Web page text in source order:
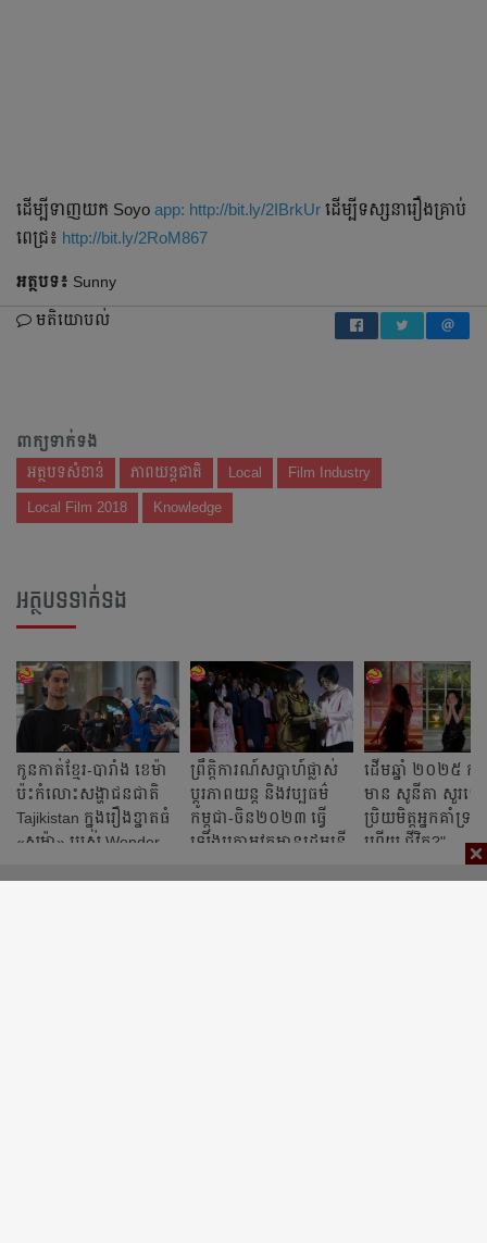
ដើម្បីទាញយក Soyo app: http://bit.ly/2IBrkUr ដើម្បីទស្សនារឿងគ្រាប់
ពេជ្រ៖ http://bit.ly/2RoM867
អត្ថបទ៖ Sunny
មតិយោបល់
ពាក្យទាក់ទង
អត្ថបទសំខាន់ ភាពយន្តជាតិ Local Film Industry
Local Film 2018 Knowledge
អត្ថបទទាក់ទង
កូនកាត់ខ្មែរ-បារាំង ខេម៉ា
ប៉ះកំលោះសង្ហាជនជាតិ
Tajikistan ក្នុងរឿងខ្នាតធំ
«សូម៉ា» របស់ Wonder
ព្រឹត្តិការណ៍សប្តាហ៍ផ្លាស់
ប្ដូរភាពយន្ត និងវប្បធម៌
កម្ពុជា-ចិន២០២៣ ធ្វើ
ឡើងក្រោមវត្ដមានរដ្ឋមន្ដ្រី
ដើមឆ្នាំ ២០២៥ កញ្
មាន សូនីតា សួរទៅ
ប្រិយមិត្តអ្នកគាំទ្រ
ហើយ ជីវិត?"